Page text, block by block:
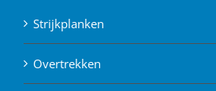
Strijkplanken
Overtrekken